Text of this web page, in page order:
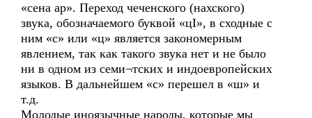
«сена ар». Переход чеченского (нахского)
звука, обозначаемого буквой «цI», в сходные с
ним «с» или «ц» является закономерным
явлением, так как такого звука нет и не было
ни в одном из семи¬тских и индоевропейских
языков. В дальнейшем «с» перешел в «ш» и
т.д.
Молодые иноязычные народы, которые мы